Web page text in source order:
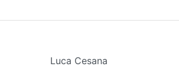
Luca Cesana